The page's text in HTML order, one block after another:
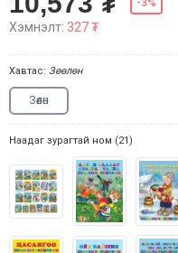
-3%
Хэмнэлт: 327 ₮
Хавтас: Зөөлөн
Зөөлөн
Наадаг зурагтай ном (21)